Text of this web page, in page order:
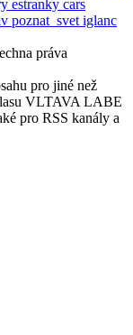
estranky cars
poznat_svet iglanc
práva
pro jiné než
VLTAVA LABE
pro RSS kanály a